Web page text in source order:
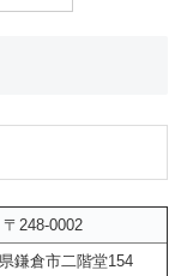
〒248-0002
鎌倉市二階堂154